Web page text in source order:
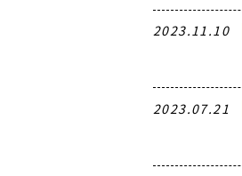
2023.11.10
2023.07.21